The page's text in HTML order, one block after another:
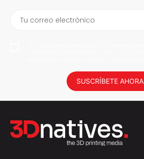
Tu correo electrónico
SUSCRÍBETE AHORA